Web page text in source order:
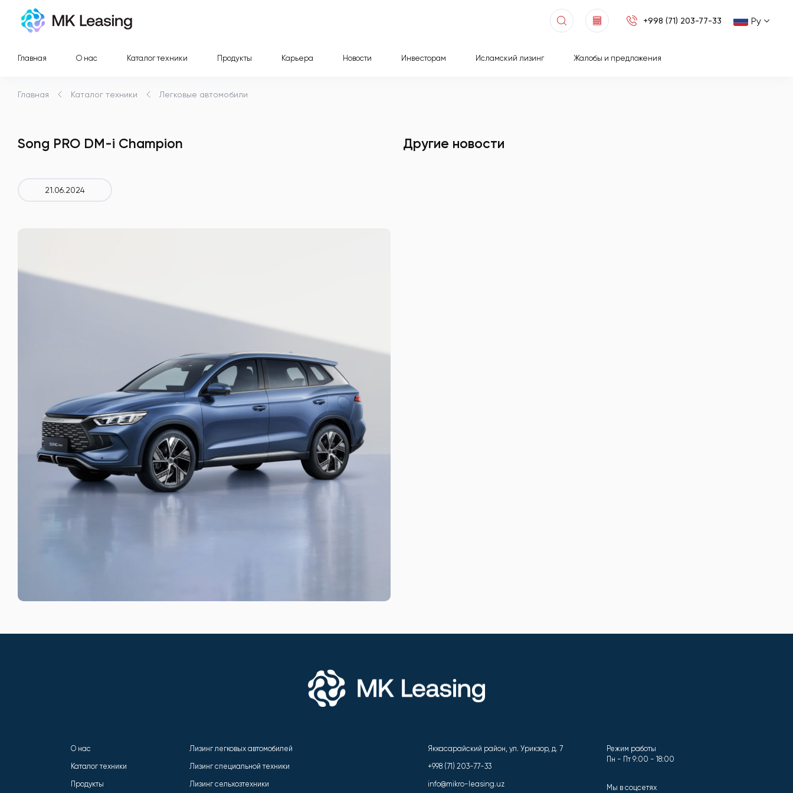
+998 (71) 203-77-33 Ру
Главная О нас Каталог техники Продукты Карьера Новости Инвесторам Исламский лизинг Жалобы и предложения
Главная Каталог техники Легковые автомобили
Song PRO DM-i Champion
21.06.2024
Другие новости
О нас
Каталог техники
Продукты
Лизинг легковых автомобилей
Лизинг специальной техники
Лизинг сельхозтехники
Яккасарайский район, ул. Урикзор, д. 7
+998 (71) 203-77-33
info@mikro-leasing.uz
Режим работы
Пн - Пт 9:00 - 18:00
Мы в соцсетях